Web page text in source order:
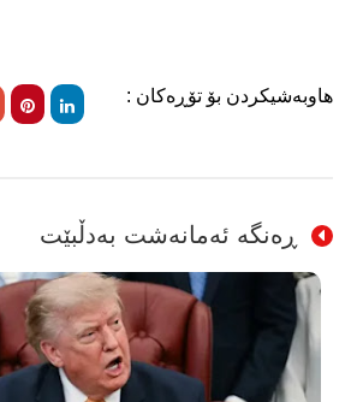
هاوبەشیکردن بۆ تۆڕەکان :
ڕەنگە ئەمانەشت بەدڵبێت